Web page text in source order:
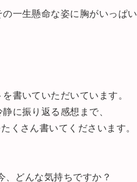
一生懸命な姿に胸がいっぱい
書いていただいています。
に振り返る感想まで、
くさん書いてくださいます。
どんな気持ちですか？